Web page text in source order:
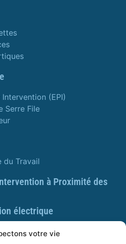
votre vie
(EPI)
Serre File
du Travail
à Proximité des
électrique
postures